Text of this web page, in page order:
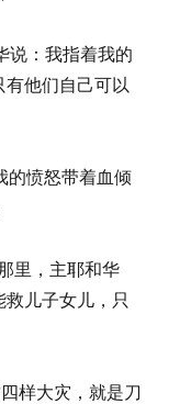
说：我指着我的
他们自己可以
的愤怒带着血倾
里，主耶和华
儿子女儿，只
样大灾，就是刀